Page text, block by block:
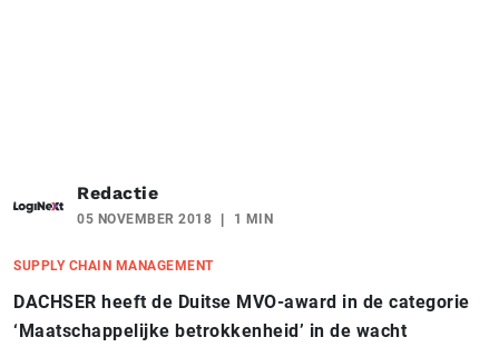
Redactie
05 NOVEMBER 2018 1 MIN
SUPPLY CHAIN MANAGEMENT
DACHSER heeft de Duitse MVO-award in de categorie
‘Maatschappelijke betrokkenheid’ in de wacht